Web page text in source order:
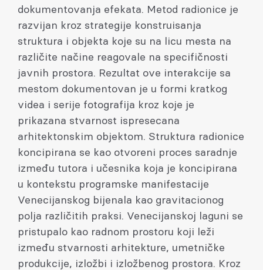
dokumentovanja efekata. Metod radionice je
razvijan kroz strategije konstruisanja
struktura i objekta koje su na licu mesta na
različite načine reagovale na specifičnosti
javnih prostora. Rezultat ove interakcije sa
mestom dokumentovan je u formi kratkog
videa i serije fotografija kroz koje je
prikazana stvarnost ispresecana
arhitektonskim objektom. Struktura radionice
koncipirana se kao otvoreni proces saradnje
između tutora i učesnika koja je koncipirana
u kontekstu programske manifestacije
Venecijanskog bijenala kao gravitacionog
polja različitih praksi. Venecijanskoj laguni se
pristupalo kao radnom prostoru koji leži
između stvarnosti arhitekture, umetničke
produkcije, izložbi i izložbenog prostora. Kroz